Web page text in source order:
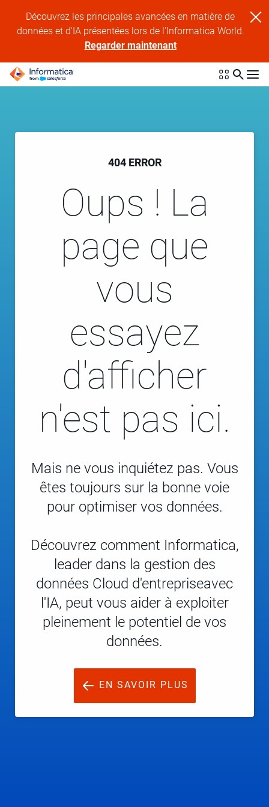
Découvrez les principales avancées en matière de
données et d'IA présentées lors de l'Informatica World.
Regarder maintenant
404 ERROR
Oups ! La
page que
vous
essayez
d'afficher
n'est pas ici.
Mais ne vous inquiétez pas. Vous
êtes toujours sur la bonne voie
pour optimiser vos données.
Découvrez comment Informatica,
leader dans la gestion des
données Cloud d'entrepriseavec
l'IA, peut vous aider à exploiter
pleinement le potentiel de vos
données.
EN SAVOIR PLUS